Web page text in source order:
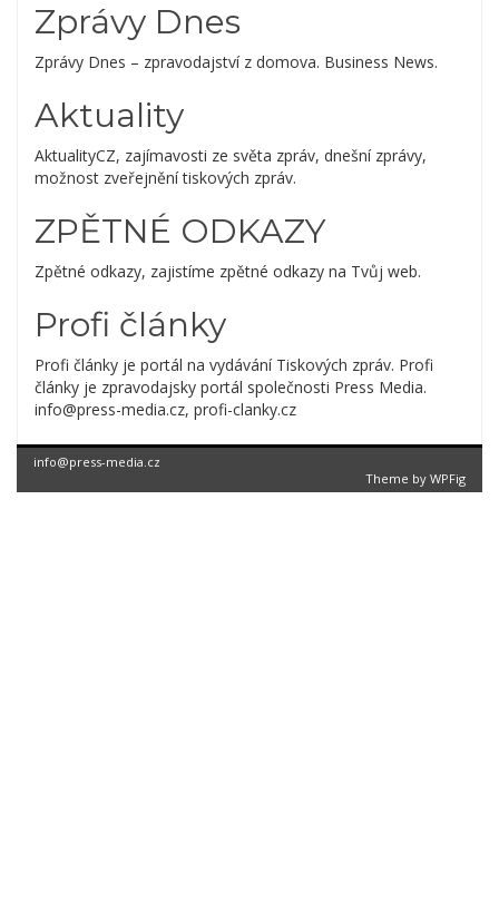
Zprávy Dnes
Zprávy Dnes – zpravodajství z domova. Business News.
Aktuality
AktualityCZ, zajímavosti ze světa zpráv, dnešní zprávy,
možnost zveřejnění tiskových zpráv.
ZPĚTNÉ ODKAZY
Zpětné odkazy, zajistíme zpětné odkazy na Tvůj web.
Profi články
Profi články je portál na vydávání Tiskových zpráv. Profi
články je zpravodajsky portál společnosti Press Media.
info@press-media.cz, profi-clanky.cz
info@press-media.cz
Theme by WPFig